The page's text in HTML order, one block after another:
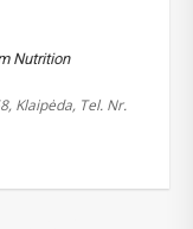
Nutrition
Klaipėda, Tel. Nr.